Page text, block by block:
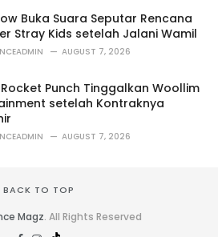
Buka Suara Seputar Rencana
Stray Kids setelah Jalani Wamil
AUGUST 7, 2026
Rocket Punch Tinggalkan Woollim
setelah Kontraknya
AUGUST 7, 2026
BACK TO TOP
Magz. All Rights Reserved